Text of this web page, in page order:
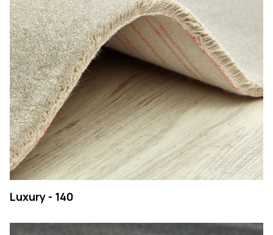
EMPRESA
COLEÇÕES
Luxury - 140